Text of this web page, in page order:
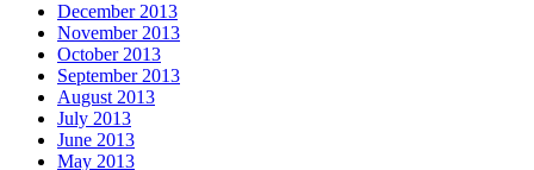
December 2013
November 2013
October 2013
September 2013
August 2013
July 2013
June 2013
May 2013